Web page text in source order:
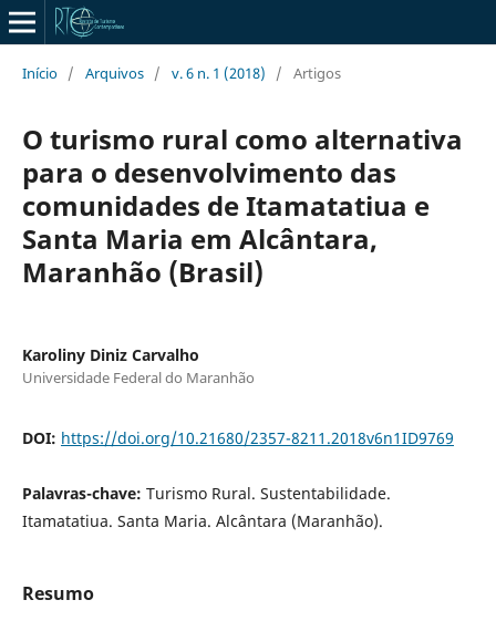
Início / Arquivos / v. 6 n. 1 (2018) / Artigos
O turismo rural como alternativa
para o desenvolvimento das
comunidades de Itamatatiua e
Santa Maria em Alcântara,
Maranhão (Brasil)
Karoliny Diniz Carvalho
Universidade Federal do Maranhão
DOI: https://doi.org/10.21680/2357-8211.2018v6n1ID9769
Palavras-chave: Turismo Rural. Sustentabilidade.
Itamatatiua. Santa Maria. Alcântara (Maranhão).
Resumo